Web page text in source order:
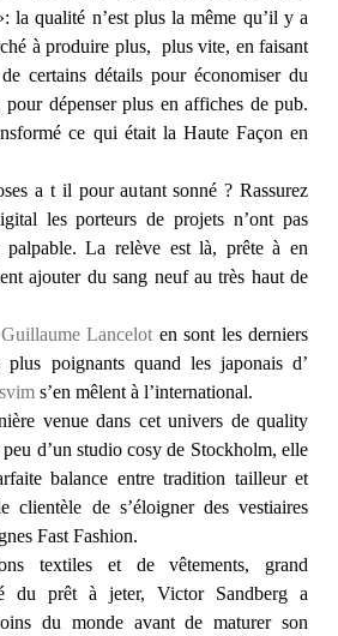
la qualité n’est plus la même qu’il y a
à produire plus, plus vite, en faisant
certains détails pour économiser du
pour dépenser plus en affiches de pub.
ce qui était la Haute Façon en
a t il pour autant sonné ? Rassurez
les porteurs de projets n’ont pas
palpable. La relève est là, prête à en
ajouter du sang neuf au très haut de
Guillaume Lancelot en sont les derniers
plus poignants quand les japonais d’
s’en mêlent à l’international.
venue dans cet univers de quality
d’un studio cosy de Stockholm, elle
balance entre tradition tailleur et
clientèle de s’éloigner des vestiaires
Fast Fashion.
textiles et de vêtements, grand
du prêt à jeter, Victor Sandberg a
du monde avant de maturer son